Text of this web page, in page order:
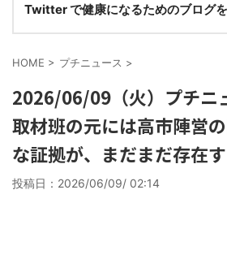
Twitter で健康になるためのブログを
HOME > プチニュース >
2026/06/09（火）プチニ
取材班の元には高市陣営
な証拠が、まだまだ存在
投稿日： 2026/06/09/ 02:14